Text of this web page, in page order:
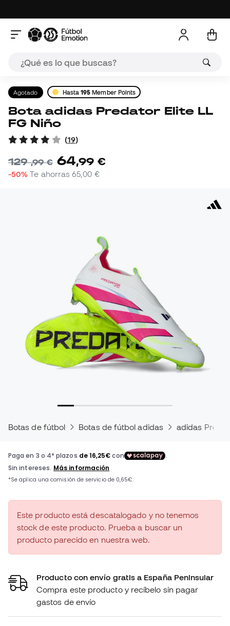
Agotado Hasta195 Member Points
Bota adidas Predator Elite LL
FG Niño
(19)
129,99 € 64,99 €
-50% Te ahorras65,00 €
Botas de fútbol Botas de fútbol adidas adidas
Este producto está descatalogado y no tenemos
stock de este producto. Prueba a buscar un
producto parecido en nuestra web.
Producto con envío gratis a España Peninsular
Compra este producto y recíbelo sin pagar
gastos de envío